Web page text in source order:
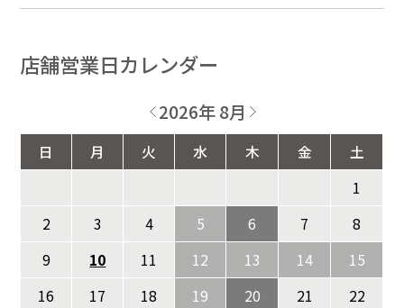
店舗営業日カレンダー
2026年 8月
日 月 火 水 木 金
土
1
2
3 4 5 6 7
8
9
10 11 12 13 14
15
16
17 18 19 20 21
22